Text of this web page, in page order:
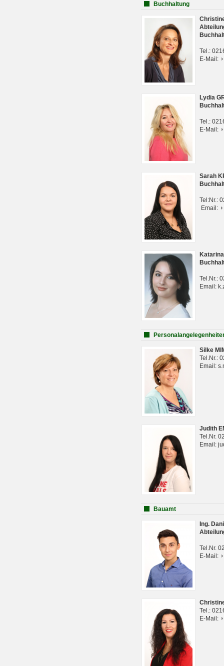
Buchhaltung
Tel.:
E-Mail:
Lydia
Tel.:
E-Mail:
Sarah
Tel:Nr.:
Email:
Tel.Nr.:
Email:
Silke
Tel.Nr.:
Email:
Judith
Tel.Nr.
Email:
Bauamt
Ing.
Tel.Nr.
E-Mail:
Tel.:
E-Mail: